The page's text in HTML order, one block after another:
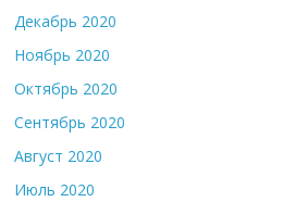
Декабрь 2020
Ноябрь 2020
Октябрь 2020
Сентябрь 2020
Август 2020
Июль 2020